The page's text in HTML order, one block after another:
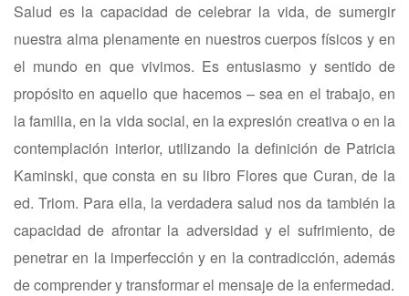
Salud es la capacidad de celebrar la vida, de sumergir
nuestra alma plenamente en nuestros cuerpos físicos y en
el mundo en que vivimos. Es entusiasmo y sentido de
propósito en aquello que hacemos – sea en el trabajo, en
la familia, en la vida social, en la expresión creativa o en la
contemplación interior, utilizando la definición de Patricia
Kaminski, que consta en su libro Flores que Curan, de la
ed. Triom. Para ella, la verdadera salud nos da también la
capacidad de afrontar la adversidad y el sufrimiento, de
penetrar en la imperfección y en la contradicción, además
de comprender y transformar el mensaje de la enfermedad.